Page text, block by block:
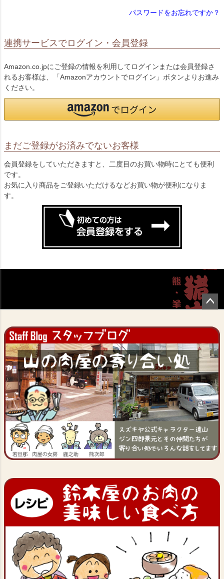
パスワードをお忘れですか？
連携サービスでログイン・会員登録
Amazon.co.jpにご登録の情報を利用してログインまたは会員登録さ
れるお客様は、「Amazonアカウントでログイン」ボタンよりお進み
ください。
まだご登録がお済みでないお客様
会員登録をしていただきますと、二度目のお買い物時にとても便利
です。
お気に入り商品をご登録いただけるなどお買い物が便利になりま
す。
ジト
へ